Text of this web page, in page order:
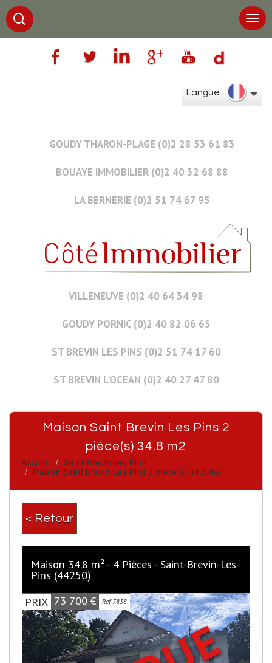
Langue
GOUDY THARON-PLAGE (0)2 28 53 61 83
BOUAYE IMMOBILIER (0)2 40 32 68 88
LA BERNERIE (0)2 51 74 67 95
VILLENEUVE (0)2 40 64 34 98
GOUDY PORNIC (0)2 40 82 06 65
ST BREVIN LES PINS (0)2 51 74 17 60
ST BREVIN L'OCEAN (0)2 40 27 47 80
Maison Saint Brevin Les Pins 2
pièce(s) 34.8 m2
Accueil
Saint-Brevin-les-Pins
Maison Saint Brevin Les Pins 2 pièce(s) 34.8 m2
< Retour
Maison 34.8 m² - 4 Pièces - Saint-Brevin-Les-
Pins (44250)
PRIX 73 700 € Ref 7838